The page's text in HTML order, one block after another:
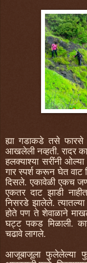
ह्या गडाकडे तसे फारसे
आखलेली नव्हती. रादर
हलक्याश्या सरींनी ओल्या
गार स्पर्श करून घेत वाट
दिसले. एकावेळी एकच
एकतर दाट झाडी
निसरडे झालेले.
होते पण ते शेवाळाने
घट्ट पकड मिळाली.
चढावे लागले.
आजूबाजूला फुलेलेल्या